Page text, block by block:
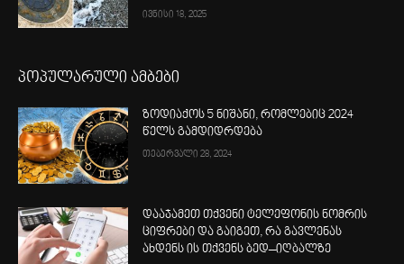
ივნისი 18, 2025
პოპულარული ამბები
ზოდიაქოს 5 ნიშანი, რომლებიც 2024
წელს გამდიდრდება
თებერვალი 28, 2024
დააჯამეთ თქვენი ტელეფონის ნომრის
ციფრები და გაიგეთ, რა გავლენას
ახდენს ის თქვენს ბედ–იღბალზე